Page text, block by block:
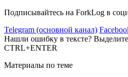
Подписывайтесь на ForkLog в
Telegram (основной канал)
Нашли ошибку в тексте?
CTRL+ENTER
Материалы по теме